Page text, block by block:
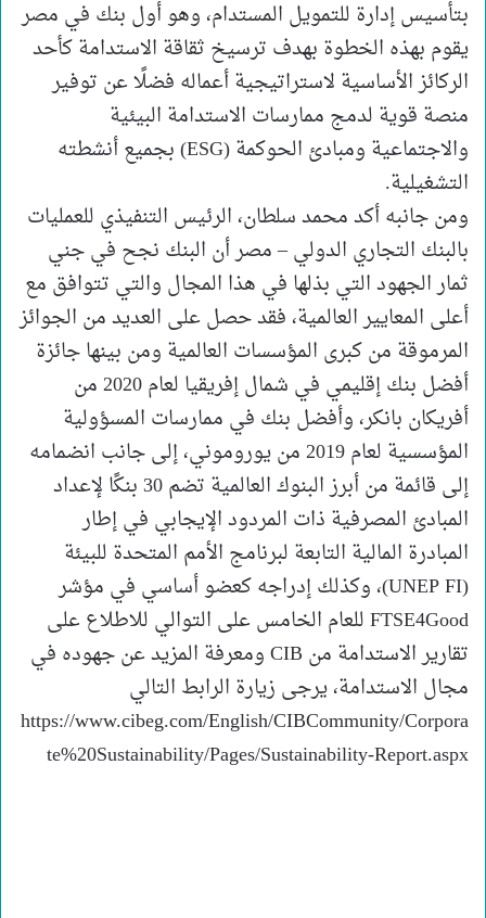
بتأسيس إدارة للتمويل المستدام، وهو أول بنك في مصر
يقوم بهذه الخطوة بهدف ترسيخ ثقاقة الاستدامة كأحد
الركائز الأساسية لاستراتيجية أعماله فضلًا عن توفير
منصة قوية لدمج ممارسات الاستدامة البيئية
والاجتماعية ومبادئ الحوكمة (ESG) بجميع أنشطته
التشغيلية.
ومن جانبه أكد محمد سلطان، الرئيس التنفيذي للعمليات
بالبنك التجاري الدولي – مصر أن البنك نجح في جني
ثمار الجهود التي بذلها في هذا المجال والتي تتوافق مع
أعلى المعايير العالمية، فقد حصل على العديد من الجوائز
المرموقة من كبرى المؤسسات العالمية ومن بينها جائزة
أفضل بنك إقليمي في شمال إفريقيا لعام 2020 من
أفريكان بانكر، وأفضل بنك في ممارسات المسؤولية
المؤسسية لعام 2019 من يوروموني، إلى جانب انضمامه
إلى قائمة من أبرز البنوك العالمية تضم 30 بنكًا لإعداد
المبادئ المصرفية ذات المردود الإيجابي في إطار
المبادرة المالية التابعة لبرنامج الأمم المتحدة للبيئة
(UNEP FI)، وكذلك إدراجه كعضو أساسي في مؤشر
FTSE4Good للعام الخامس على التوالي للاطلاع على
تقارير الاستدامة من CIB ومعرفة المزيد عن جهوده في
مجال الاستدامة، يرجى زيارة الرابط التالي
https://www.cibeg.com/English/CIBCommunity/Corpora
te%20Sustainability/Pages/Sustainability-Report.aspx